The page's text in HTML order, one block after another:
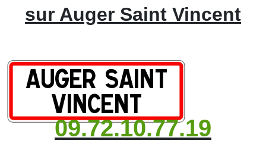
sur Auger Saint Vincent
09.72.10.77.19